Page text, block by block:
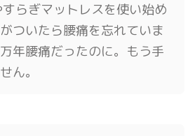
らぎマットレスを使い始め
ついたら腰痛を忘れていま
年腰痛だったのに。もう手
ん。